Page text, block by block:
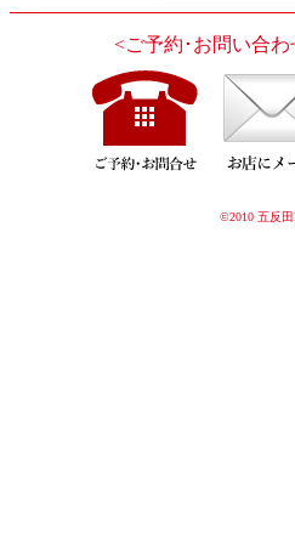
<ご予約･お問い合
©2010 五反